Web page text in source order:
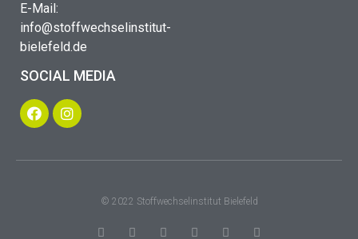
E-Mail:
info@stoffwechselinstitut-
bielefeld.de
SOCIAL MEDIA
© 2022 Stoffwechselinstitut Bielefeld